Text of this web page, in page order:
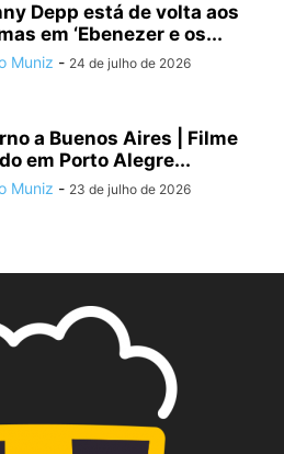
Depp está de volta aos
em ‘Ebenezer e os...
Muniz - 24 de julho de 2026
a Buenos Aires | Filme
em Porto Alegre...
Muniz - 23 de julho de 2026